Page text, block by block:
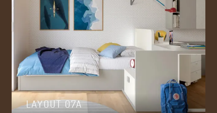
LAYOUT 07A